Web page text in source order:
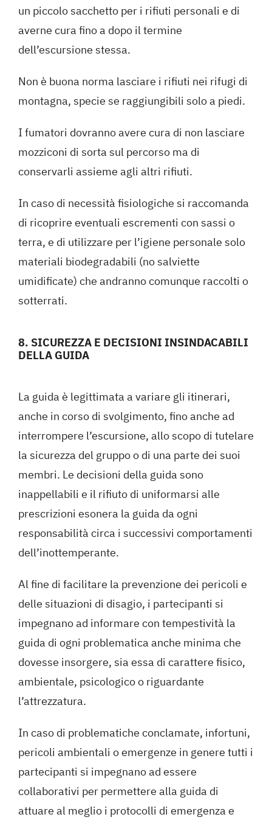
un piccolo sacchetto per i rifiuti personali e di
averne cura fino a dopo il termine
dell’escursione stessa.
Non è buona norma lasciare i rifiuti nei rifugi di
montagna, specie se raggiungibili solo a piedi.
I fumatori dovranno avere cura di non lasciare
mozziconi di sorta sul percorso ma di
conservarli assieme agli altri rifiuti.
In caso di necessità fisiologiche si raccomanda
di ricoprire eventuali escrementi con sassi o
terra, e di utilizzare per l’igiene personale solo
materiali biodegradabili (no salviette
umidificate) che andranno comunque raccolti o
sotterrati.
8. SICUREZZA E DECISIONI INSINDACABILI
DELLA GUIDA
La guida è legittimata a variare gli itinerari,
anche in corso di svolgimento, fino anche ad
interrompere l’escursione, allo scopo di tutelare
la sicurezza del gruppo o di una parte dei suoi
membri. Le decisioni della guida sono
inappellabili e il rifiuto di uniformarsi alle
prescrizioni esonera la guida da ogni
responsabilità circa i successivi comportamenti
dell’inottemperante.
Al fine di facilitare la prevenzione dei pericoli e
delle situazioni di disagio, i partecipanti si
impegnano ad informare con tempestività la
guida di ogni problematica anche minima che
dovesse insorgere, sia essa di carattere fisico,
ambientale, psicologico o riguardante
l’attrezzatura.
In caso di problematiche conclamate, infortuni,
pericoli ambientali o emergenze in genere tutti i
partecipanti si impegnano ad essere
collaborativi per permettere alla guida di
attuare al meglio i protocolli di emergenza e